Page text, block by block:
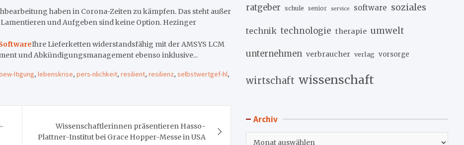
haben in Corona-Zeiten zu kämpfen. Das steht außer
und Aufgeben sind keine Option. Hezinger
Ihre Lieferketten widerstandsfähig mit der AMSYS LCM
und Abkündigungsmanagement ebenso inklusive...
ltigung, lebenskrise, pers-nlichkeit, resilient, resilienz, selbstwertgef-hl,
Wissenschaftlerinnen präsentieren Hasso-
Plattner-Institut bei Grace Hopper-Messe in USA
ratgeber schule senior service software soziales
technik technologie therapie umwelt
unternehmen verbraucher verlag vorsorge
wirtschaft wissenschaft
Archiv